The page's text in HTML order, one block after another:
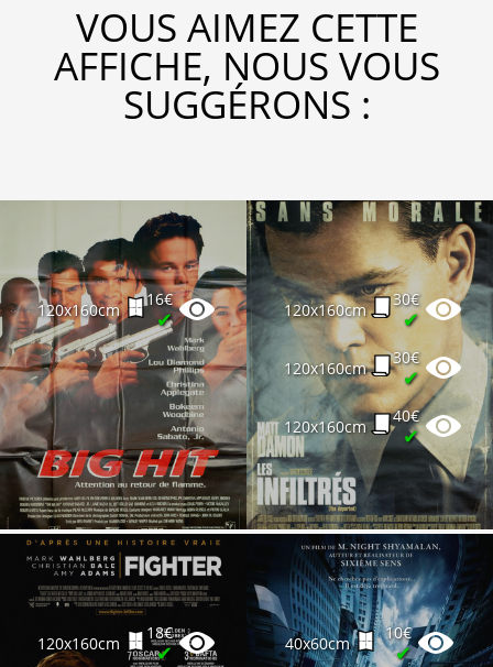
VOUS AIMEZ CETTE
AFFICHE, NOUS VOUS
SUGGÉRONS :
120x160cm
16€
✔ 120x160cm
30€
✔
120x160cm
30€
✔
120x160cm
40€
✔
120x160cm
18€
✔ 40x60cm
10€
✔